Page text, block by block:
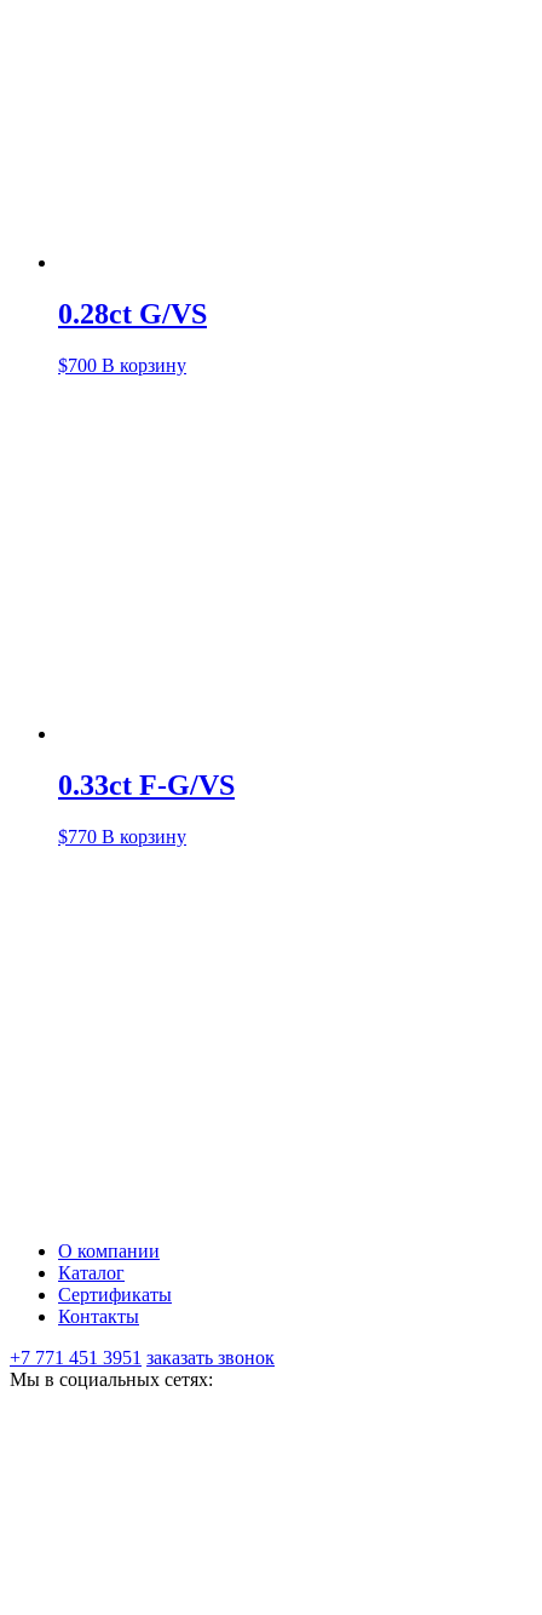
0.28ct G/VS
$700 В корзину
0.33ct F-G/VS
$770 В корзину
О компании
Каталог
Сертификаты
Контакты
+7 771 451 3951 заказать звонок
Мы в социальных сетях: